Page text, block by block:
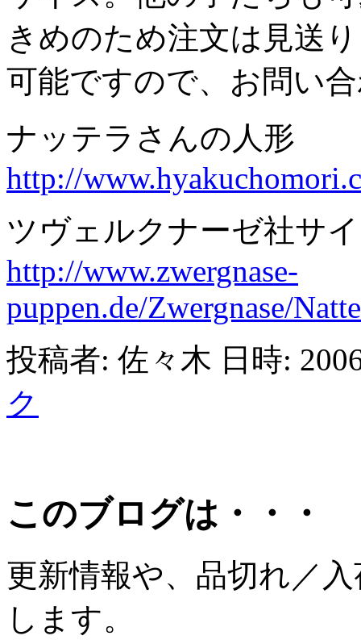
きめのため注文は見送
可能ですので、お問い
ナッテラさんの人形
http://
ツヴェルクナーゼ社サ
http://www.zwergnase-
puppen.de/Zwergnase/
投稿者: 佐々木 日時:
ク
このブログは・・・
更新情報や、品切れ／
します。